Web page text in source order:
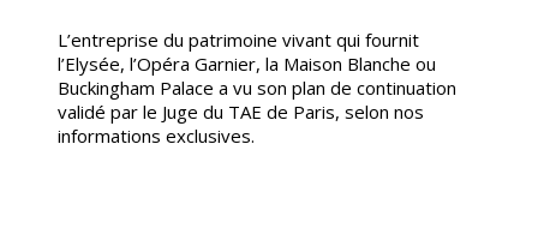
L’entreprise du patrimoine vivant qui fournit
l’Elysée, l’Opéra Garnier, la Maison Blanche ou
Buckingham Palace a vu son plan de continuation
validé par le Juge du TAE de Paris, selon nos
informations exclusives.